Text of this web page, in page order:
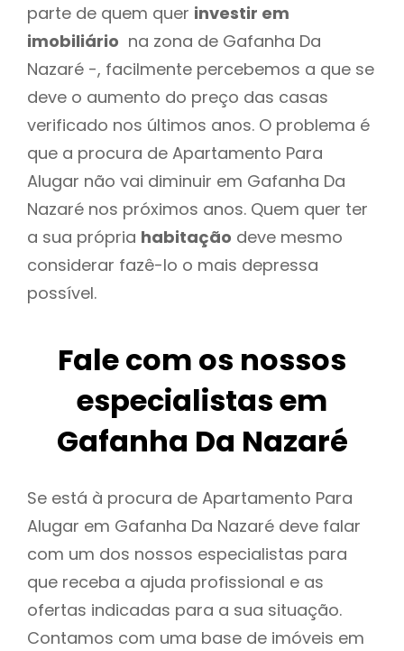
parte de quem quer investir em
imobiliário na zona de Gafanha Da
Nazaré -, facilmente percebemos a que se
deve o aumento do preço das casas
verificado nos últimos anos. O problema é
que a procura de Apartamento Para
Alugar não vai diminuir em Gafanha Da
Nazaré nos próximos anos. Quem quer ter
a sua própria habitação deve mesmo
considerar fazê-lo o mais depressa
possível.
Fale com os nossos
especialistas em
Gafanha Da Nazaré
Se está à procura de Apartamento Para
Alugar em Gafanha Da Nazaré deve falar
com um dos nossos especialistas para
que receba a ajuda profissional e as
ofertas indicadas para a sua situação.
Contamos com uma base de imóveis em